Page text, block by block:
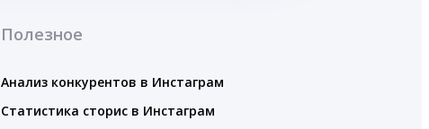
Полезное
Анализ конкурентов в Инстаграм
Статистика сторис в Инстаграм